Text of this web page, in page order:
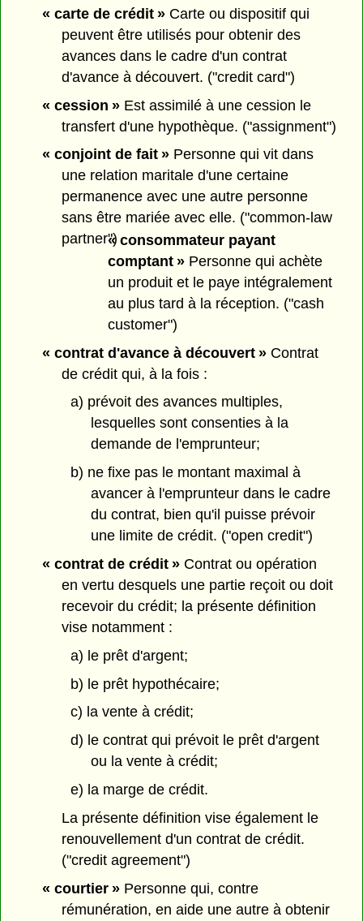
« carte de crédit »Carte ou dispositif qui
peuvent être utilisés pour obtenir des
avances dans le cadre d'un contrat
d'avance à découvert. ("credit card")
« cession »Est assimilé à une cession le
transfert d'une hypothèque. ("assignment")
« conjoint de fait »Personne qui vit dans
une relation maritale d'une certaine
permanence avec une autre personne
sans être mariée avec elle. ("common-law
partner")« consommateur payant
comptant »Personne qui achète
un produit et le paye intégralement
au plus tard à la réception. ("cash
customer")
« contrat d'avance à découvert »Contrat
de crédit qui, à la fois :
a) prévoit des avances multiples,
lesquelles sont consenties à la
demande de l'emprunteur;
b) ne fixe pas le montant maximal à
avancer à l'emprunteur dans le cadre
du contrat, bien qu'il puisse prévoir
une limite de crédit. ("open credit")
« contrat de crédit »Contrat ou opération
en vertu desquels une partie reçoit ou doit
recevoir du crédit; la présente définition
vise notamment :
a) le prêt d'argent;
b) le prêt hypothécaire;
c) la vente à crédit;
d) le contrat qui prévoit le prêt d'argent
ou la vente à crédit;
e) la marge de crédit.
La présente définition vise également le
renouvellement d'un contrat de crédit.
("credit agreement")
« courtier »Personne qui, contre
rémunération, en aide une autre à obtenir